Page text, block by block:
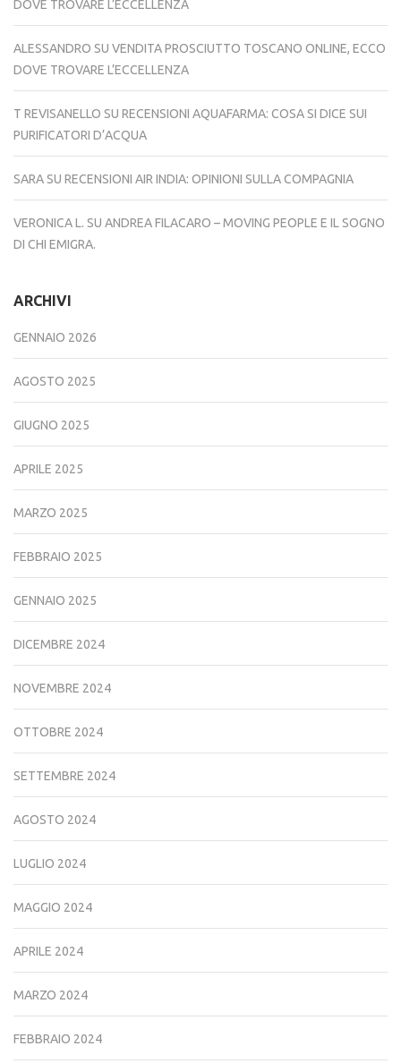
DOVE TROVARE L’ECCELLENZA
ALESSANDRO SU VENDITA PROSCIUTTO TOSCANO ONLINE, ECCO
DOVE TROVARE L’ECCELLENZA
T REVISANELLO SU RECENSIONI AQUAFARMA: COSA SI DICE SUI
PURIFICATORI D’ACQUA
SARA SU RECENSIONI AIR INDIA: OPINIONI SULLA COMPAGNIA
VERONICA L. SU ANDREA FILACARO – MOVING PEOPLE E IL SOGNO
DI CHI EMIGRA.
ARCHIVI
GENNAIO 2026
AGOSTO 2025
GIUGNO 2025
APRILE 2025
MARZO 2025
FEBBRAIO 2025
GENNAIO 2025
DICEMBRE 2024
NOVEMBRE 2024
OTTOBRE 2024
SETTEMBRE 2024
AGOSTO 2024
LUGLIO 2024
MAGGIO 2024
APRILE 2024
MARZO 2024
FEBBRAIO 2024